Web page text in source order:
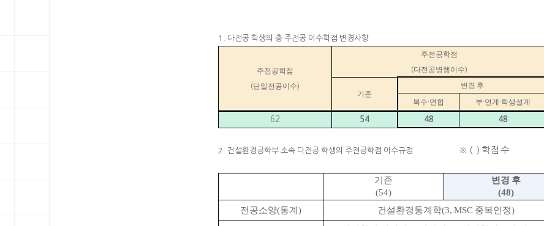
1. 다전공 학생의 총 주전공 이수학점 변경사항
주전공학점
(단일전공이수)
주전공학점
(다전공병행이수)
기존
변경 후
복수·연합 부·연계 ·학생설계
62 54 48 48
2. 건설환경공학부 소속 다전공 학생의 주전공학점 이수규정 ※ ( ) 학점 수
기존
(54)
변경 후
(48)
전공소양(통계 ) 건설환경통계학(3, MSC 중복인정)